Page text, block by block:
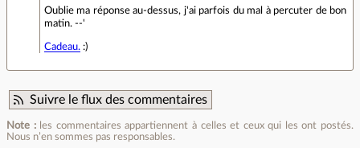
Oublie ma réponse au-dessus, j'ai parfois du mal à percuter de bon
matin. --'
Cadeau. :)
Suivre le flux des commentaires
Note :les commentaires appartiennent à celles et ceux qui les ont postés.
Nous n’en sommes pas responsables.